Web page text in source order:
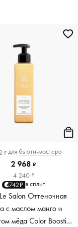
₽ для бьюти-мастера
2 968 ₽
4 240 ₽
742₽ в сплит
Salon Оттеночная
с маслом манго и
мёда Color Boosting